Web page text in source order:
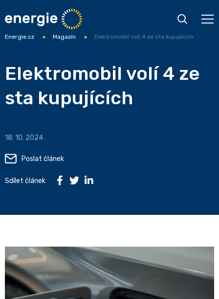
Energie.cz Magazín Elektromobil volí 4 ze sta kupujících
Elektromobil volí 4 ze
sta kupujících
18. 10. 2024
Poslat článek
Sdílet článek